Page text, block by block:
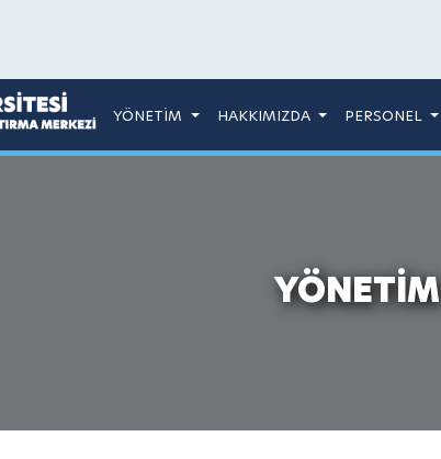
YÖNETİM HAKKIMIZDA PERSONEL
YÖNETİM